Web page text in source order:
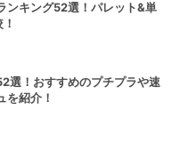
ンキング52選！パレット&単
選！おすすめのプチプラや速
を紹介！